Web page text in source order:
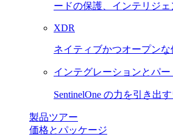
ードの保護、インテリジェ
XDR
ネイティブかつオープンな
インテグレーションとパー
SentinelOne の力を引き出
製品ツアー
価格とパッケージ